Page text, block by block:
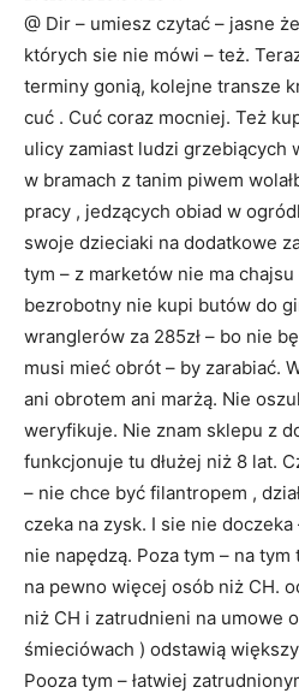
@ Dir – umiesz czytać – jasne
których sie nie mówi – też.
terminy gonią, kolejne transze
cuć . Cuć coraz mocniej. Też
ulicy zamiast ludzi grzebiących
w bramach z tanim piwem
pracy , jedzących obiad w
swoje dzieciaki na dodatkowe
tym – z marketów nie ma
bezrobotny nie kupi butów do
wranglerów za 285zł – bo nie
musi mieć obrót – by zarabiać.
ani obrotem ani marżą. Nie
weryfikuje. Nie znam sklepu z
funkcjonuje tu dłużej niż 8 lat.
– nie chce być filantropem ,
czeka na zysk. I sie nie
nie napędzą. Poza tym – na
na pewno więcej osób niż CH.
niż CH i zatrudnieni na umowe
śmieciówach ) odstawią
Pooza tym – łatwiej